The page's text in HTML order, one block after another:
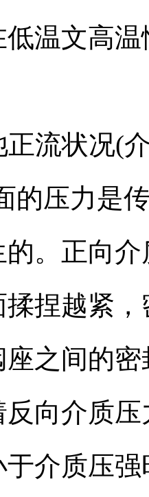
温文高
流状况(
的压力是
。正向
捏越紧
之间的
向介质
介质压